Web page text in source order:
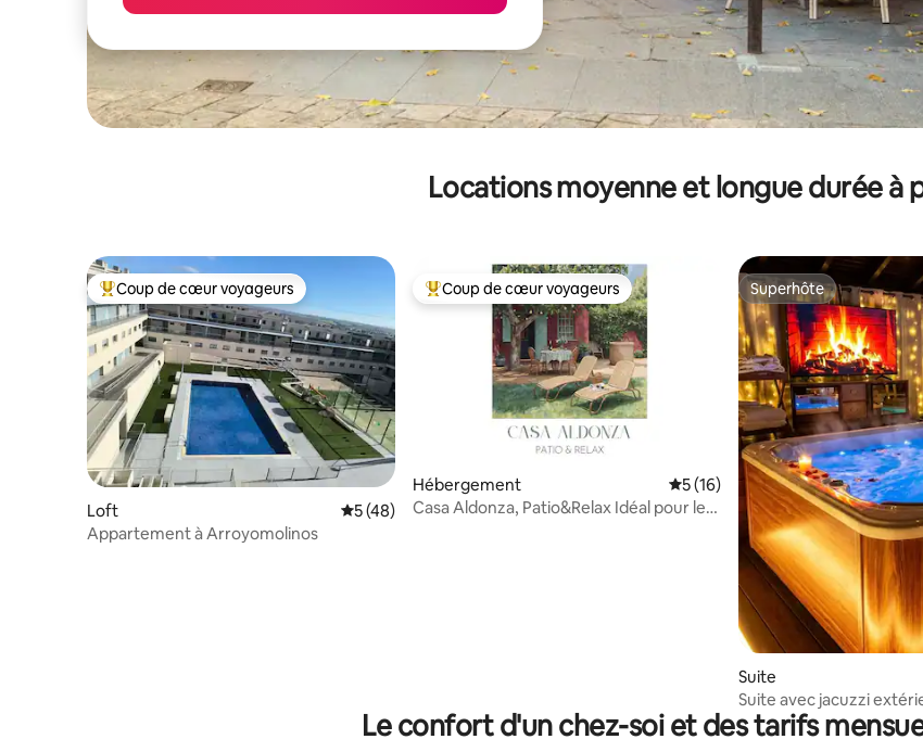
Locations moyenne et longue durée à
Coups de cœur voyageurs les plus appréciés
Coup de cœur voyageurs
Loft Évaluation moyenne sur la base de 48 commentaires : 5 sur 5
5 (48)
Appartement à Arroyomolinos
Coups de cœur voyageurs les plus appréciés
Coup de cœur voyageurs
Hébergement Évaluation moyenne sur la base
5 (16)
Casa Aldonza, Patio&Relax Idéal pour les
Superhôte
Superhôte
Suite
Suite avec jacuzzi
Le confort d'un chez-soi et des tarifs